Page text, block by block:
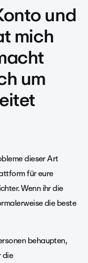
und
mich
um
dieser Art
für eure
Wenn ihr die
die beste
behaupten,
die